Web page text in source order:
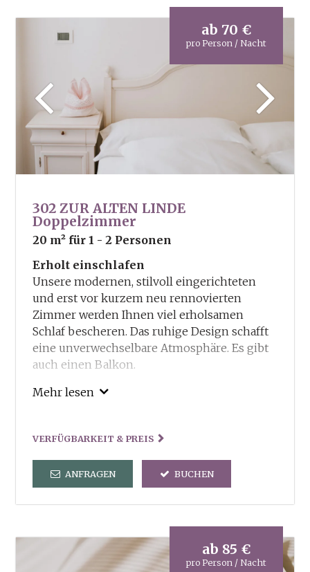
2x in der Woche geführte Wanderungen
Wanderkarten und Wanderbroschüren
ab 70 €
pro Person / Nacht
302 ZUR ALTEN LINDE
Doppelzimmer
20 m² für 1 - 2 Personen
Erholt einschlafen
Unsere modernen, stilvoll eingerichteten
und erst vor kurzem neu rennovierten
Zimmer werden Ihnen viel erholsamen
Schlaf bescheren. Das ruhige Design schafft
eine unverwechselbare Atmosphäre. Es gibt
auch einen Balkon.
Unsere Inklusivleitungen:
Freie Benutzung von Sauna und Dampfbad
und der dorfeigenen Kneippanlage
Tennisplatz steht kostenlos zu Ihrer
Verfügung
Verleih von Wanderstöcken und
2x in der Woche geführte Wanderungen
Wanderkarten und Wanderbroschüren
Mehr lesen
VERFÜGBARKEIT & PREIS
ANFRAGEN BUCHEN
ab 85 €
pro Person / Nacht